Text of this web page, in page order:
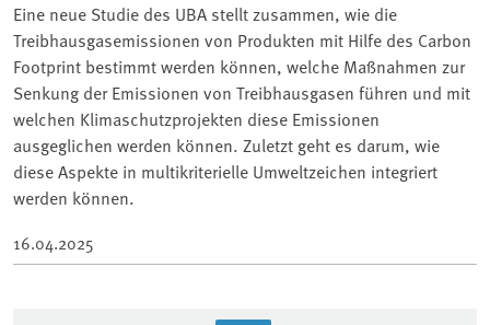
Eine neue Studie des UBA stellt zusammen, wie die
Treibhausgasemissionen von Produkten mit Hilfe des Carbon
Footprint bestimmt werden können, welche Maßnahmen zur
Senkung der Emissionen von Treibhausgasen führen und mit
welchen Klimaschutzprojekten diese Emissionen
ausgeglichen werden können. Zuletzt geht es darum, wie
diese Aspekte in multikriterielle Umweltzeichen integriert
werden können.
16.04.2025